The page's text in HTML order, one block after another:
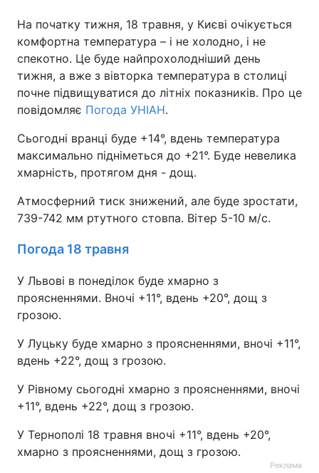
На початку тижня, 18 травня, у Києві очікується
комфортна температура – і не холодно, і не
спекотно. Це буде найпрохолодніший день
тижня, а вже з вівторка температура в столиці
почне підвищуватися до літніх показників. Про це
повідомляє Погода УНІАН.
Сьогодні вранці буде +14°, вдень температура
максимально підніметься до +21°. Буде невелика
хмарність, протягом дня - дощ.
Атмосферний тиск знижений, але буде зростати,
739-742 мм ртутного стовпа. Вітер 5-10 м/с.
Погода 18 травня
У Львові в понеділок буде хмарно з
проясненнями. Вночі +11°, вдень +20°, дощ з
грозою.
У Луцьку буде хмарно з проясненнями, вночі +11°,
вдень +22°, дощ з грозою.
У Рівному сьогодні хмарно з проясненнями, вночі
+11°, вдень +22°, дощ з грозою.
У Тернополі 18 травня вночі +11°, вдень +20°,
хмарно з проясненнями, дощ з грозою.
Реклама